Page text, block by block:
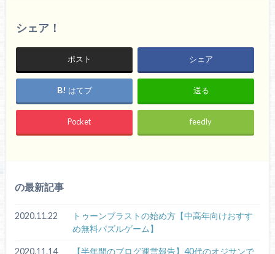
シェア！
ポスト シェア
はてブ 送る
Pocket feedly
の最新記事
2020.11.22
トゥーンブラストの始め方【中高年向けおすす
め無料パズルゲーム】
2020.11.14
【半年間のブログ運営報告】40代のオジサンで